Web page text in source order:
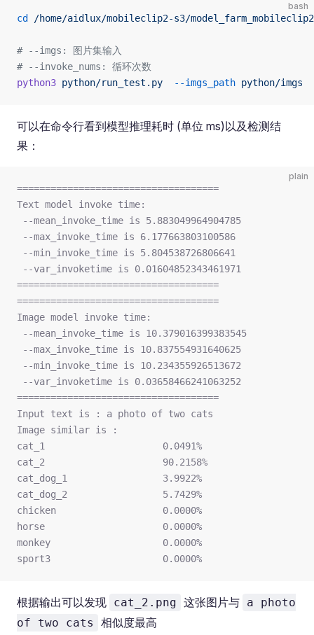
bash
cd /home/aidlux/mobileclip2-s3/
# --imgs: 图片集输入
# --invoke_nums: 循环次数
python3 python/run_test.py
  --imgs_path
python/imgs
可以在命令行看到模型推理耗时 (单位 ms)以及检测结
果：
plain
====================================
Text model invoke time:
--mean_invoke_time is 5.883049964904785
--max_invoke_time is 6.177663803100586
--min_invoke_time is 5.804538726806641
--var_invoketime is 0.01604852343461971
====================================
====================================
Image model invoke time:
--mean_invoke_time is 10.379016399383545
--max_invoke_time is 10.837554931640625
--min_invoke_time is 10.234355926513672
--var_invoketime is 0.03658466241063252
====================================
Input text is : a photo of two cats
Image similar is :
cat_1                     0.0491%
cat_2                     90.2158%
cat_dog_1                 3.9922%
cat_dog_2                 5.7429%
chicken                   0.0000%
horse                     0.0000%
monkey                    0.0000%
sport3                    0.0000%
根据输出可以发现 cat_2.png 这张图片与 a photo
of two cats
相似度最高